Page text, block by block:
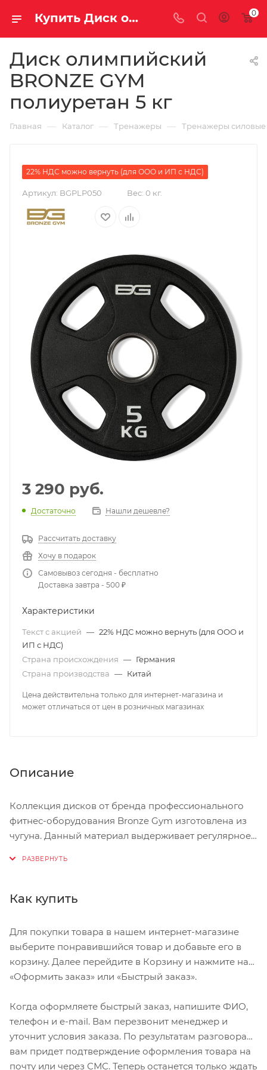
Купить Диск олимпийский BRONZE GYM полиуретан 5 кг за рублей, а со скидкой 0
Диск олимпийский
BRONZE GYM
полиуретан 5 кг
Главная — Каталог — Тренажеры — Тренажеры силовые
22% НДС можно вернуть (для ООО и ИП с НДС)
Артикул: BGPLP050 Вес: 0 кг.
3 290 руб.
Достаточно Нашли дешевле?
Рассчитать доставку
Хочу в подарок
Самовывоз сегодня - бесплатно
Доставка завтра - 500 ₽
Характеристики
Текст с акцией — 22% НДС можно вернуть (для ООО и
ИП с НДС)
Страна происхождения — Германия
Страна производства — Китай
Цена действительна только для интернет-магазина и
может отличаться от цен в розничных магазинах
Описание
Коллекция дисков от бренда профессионального
фитнес-оборудования Bronze Gym изготовлена из
чугуна. Данный материал выдерживает регулярное
покрыты полиуретановой оболочкой для
Каждая модель диска имеет четыре отверстия для
надежной фиксации и выполнения упражнений без
штанги. Втулка диска имеет диаметр 51 мм, что
подходит для любой олимпийской штанги.
Модельный ряд выполнен в черном цвете и
оснащен маркировкой в килограммах для
облегчения идентификации
Как купить
Для покупки товара в нашем интернет-магазине
выберите понравившийся товар и добавьте его в
корзину. Далее перейдите в Корзину и нажмите на
«Оформить заказ» или «Быстрый заказ».
Когда оформляете быстрый заказ, напишите ФИО,
телефон и e-mail. Вам перезвонит менеджер и
уточнит условия заказа. По результатам разговора
вам придет подтверждение оформления товара на
почту или через СМС. Теперь останется только ждать